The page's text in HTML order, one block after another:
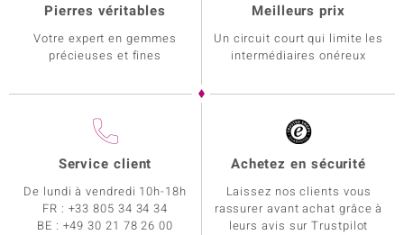
Pierres véritables
Votre expert en gemmes
précieuses et fines
Meilleurs prix
Un circuit court qui limite les
intermédiaires onéreux
Service client
De lundi à vendredi 10h-18h
FR : +33 805 34 34 34
BE : +49 30 21 78 26 00
Achetez en sécurité
Laissez nos clients vous
rassurer avant achat grâce à
leurs avis sur Trustpilot